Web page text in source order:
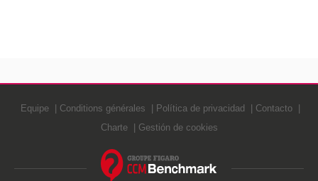
Equipe Conditions générales Política de privacidad
Contacto
Charte
Gestión de cookies